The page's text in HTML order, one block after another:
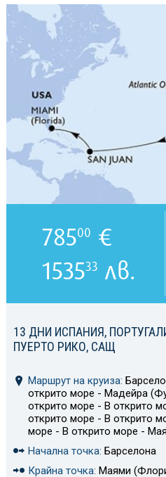
13 ДНИ ИСПАНИЯ,
ПУЕРТО РИКО, САЩ
Маршрут на круиза:
открито море - Мадейра
открито море - В открито
открито море - В открито
море - В открито море -
Начална точка: Барселона
Крайна точка: Маями
78500 €
153533 лв.